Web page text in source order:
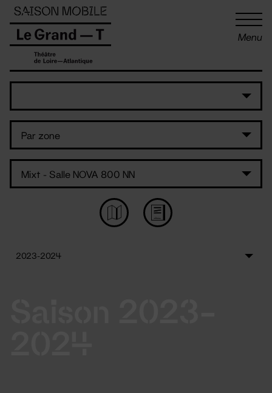
Menu
Panneau de gestion des cookies